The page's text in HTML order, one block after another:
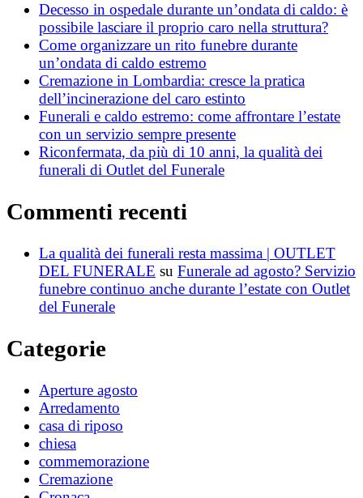
Decesso in ospedale durante un’ondata di caldo: è
possibile lasciare il proprio caro nella struttura?
Come organizzare un rito funebre durante
un’ondata di caldo estremo
Cremazione in Lombardia: cresce la pratica
dell’incinerazione del caro estinto
Funerali e caldo estremo: come affrontare l’estate
con un servizio sempre presente
Riconfermata, da più di 10 anni, la qualità dei
funerali di Outlet del Funerale
Commenti recenti
La qualità dei funerali resta massima | OUTLET
DEL FUNERALE su Funerale ad agosto? Servizio
funebre continuo anche durante l’estate con Outlet
del Funerale
Categorie
Aperture agosto
Arredamento
casa di riposo
chiesa
commemorazione
Cremazione